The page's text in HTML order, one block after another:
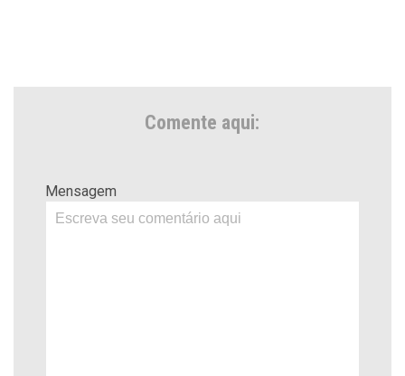
Comente aqui:
Mensagem